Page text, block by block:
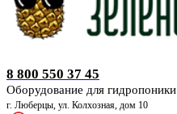
8 800 550 37 45
Оборудование для гидропоники
г. Люберцы, ул. Колхозная, дом 10